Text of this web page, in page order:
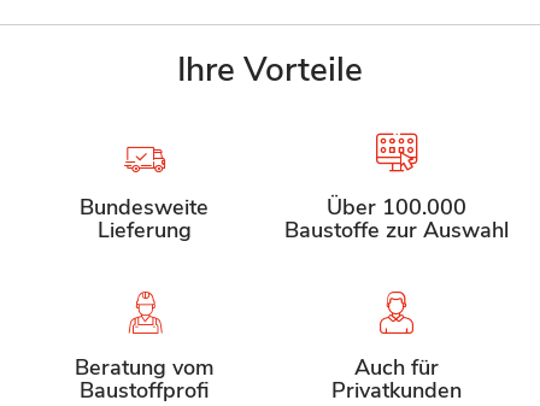
Ihre Vorteile
Bundesweite
Lieferung
Über 100.000
Baustoffe zur Auswahl
Beratung vom
Baustoffprofi
Auch für
Privatkunden